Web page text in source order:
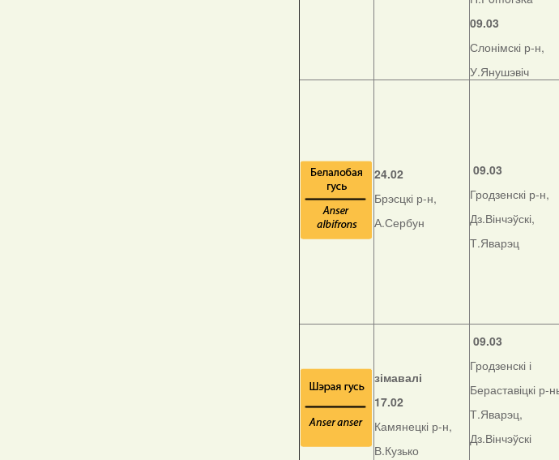
09.03
Слонімскі р-н,
У.Янушэвіч
24.02
Брэсцкі р-н,
А.Сербун
09.03
Гродзенскі р-н,
Дз.Вінчэўскі,
Т.Яварэц
зімавалі
17.02
Камянецкі р-н,
В.Кузько
09.03
Гродзенскі і
Бераставіцкі р-
Т.Яварэц,
Дз.Вінчэўскі